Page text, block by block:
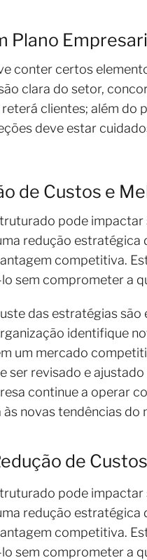
Plano
conter certos
clara do setor,
clientes; além do
deve estar
de Custos e
pode
redução
competitiva.
sem comprometer a
das estratégias
identifique
um mercado
ser revisado e
continue a operar
novas tendências do
de Custos
pode
redução
competitiva.
sem comprometer a